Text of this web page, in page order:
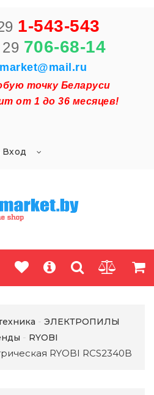
1-543-543
706-68-14
точку Беларуси
от 1 до 36 месяцев!
Вход
ЭЛЕКТРОПИЛЫ
RYOBI
RYOBI RCS2340B